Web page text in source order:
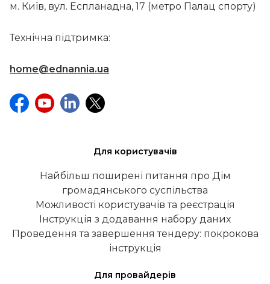
м. Київ, вул. Еспланадна, 17 (метро Палац спорту)
Технічна підтримка:
home@ednannia.ua
Для користувачів
Найбільш поширені питання про Дім
громадянського суспільства
Можливості користувачів та реєстрація
Інструкція з додавання набору даних
Проведення та завершення тендеру: покрокова
інструкція
Для провайдерів